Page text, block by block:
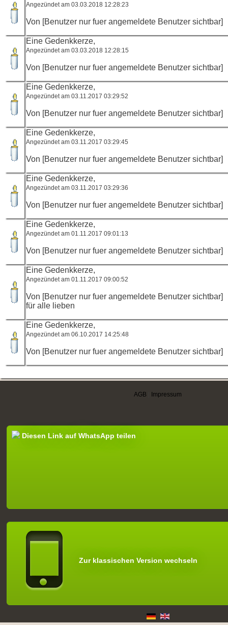
Angezündet am 03.03.2018 12:28:23
Von [Benutzer nur fuer angemeldete Benutzer sichtbar]
Eine Gedenkkerze,
Angezündet am 03.03.2018 12:28:15
Von [Benutzer nur fuer angemeldete Benutzer sichtbar]
Eine Gedenkkerze,
Angezündet am 03.11.2017 03:29:52
Von [Benutzer nur fuer angemeldete Benutzer sichtbar]
Eine Gedenkkerze,
Angezündet am 03.11.2017 03:29:45
Von [Benutzer nur fuer angemeldete Benutzer sichtbar]
Eine Gedenkkerze,
Angezündet am 03.11.2017 03:29:36
Von [Benutzer nur fuer angemeldete Benutzer sichtbar]
Eine Gedenkkerze,
Angezündet am 01.11.2017 09:01:13
Von [Benutzer nur fuer angemeldete Benutzer sichtbar]
Eine Gedenkkerze,
Angezündet am 01.11.2017 09:00:52
Von [Benutzer nur fuer angemeldete Benutzer sichtbar]
für alle lieben
Eine Gedenkkerze,
Angezündet am 06.10.2017 14:25:48
Von [Benutzer nur fuer angemeldete Benutzer sichtbar]
AGB Impressum
Diesen Link auf WhatsApp teilen
Zur klassischen Version wechseln